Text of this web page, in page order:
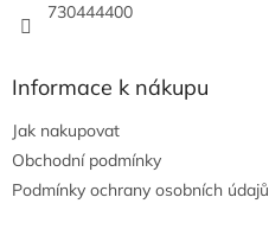
730444400
Informace k nákupu
Jak nakupovat
Obchodní podmínky
Podmínky ochrany osobních údajů